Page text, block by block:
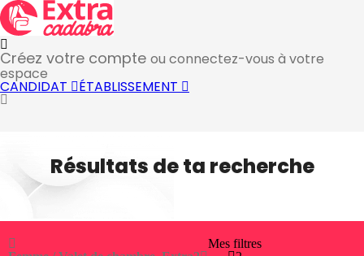
Créez votre compte ou connectez-vous à votre
espace
CANDIDAT ÉTABLISSEMENT
Résultats de ta recherche
Mes filtres